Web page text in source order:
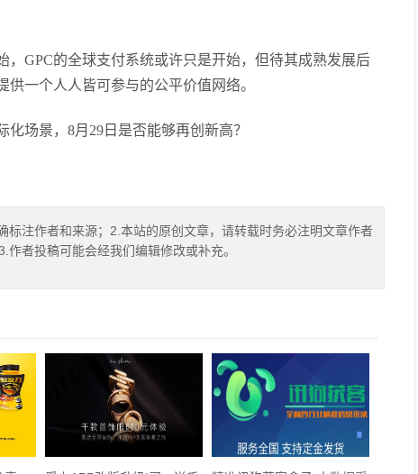
， GPC的全球支付系统或许只是开始，但待其成熟发展后
一个人人皆可参与的公平价值网络。
场景，8月29日是否能够再创新高？
标注作者和来源；2.本站的原创文章，请转载时务必注明文章作者
者投稿可能会经我们编辑修改或补充。